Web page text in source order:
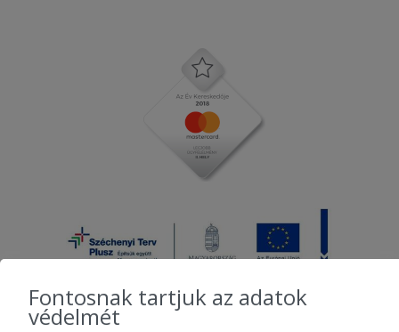
Fontosnak tartjuk az adatok
védelmét